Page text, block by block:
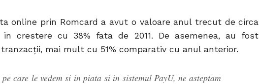
online prin Romcard a avut o valoare anul trecut de circa
crestere cu 38% fata de 2011. De asemenea, au fost
mai mult cu 51% comparativ cu anul anterior.
care le vedem si in piata si in sistemul PayU, ne asteptam